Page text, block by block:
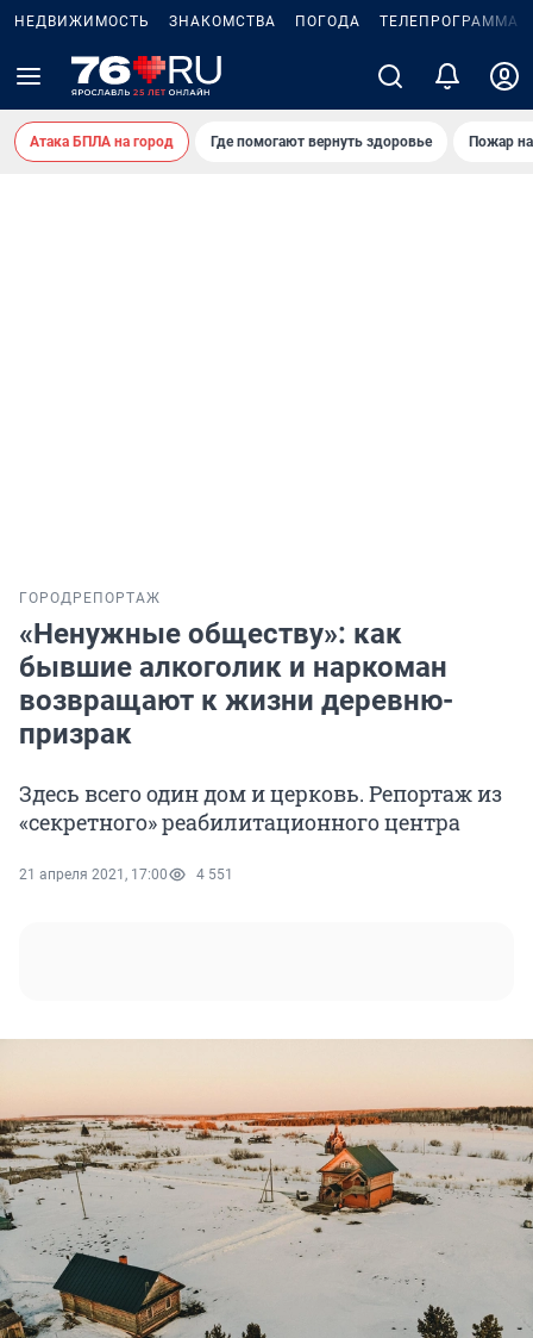
НЕДВИЖИМОСТЬ ЗНАКОМСТВА ПОГОДА ТЕЛЕПРОГРАММА
Атака БПЛА на город Где помогают вернуть здоровье Пожар
ГОРОД РЕПОРТАЖ
«Ненужные обществу»: как
бывшие алкоголик и наркоман
возвращают к жизни деревню-
призрак
Здесь всего один дом и церковь. Репортаж из
«секретного» реабилитационного центра
21 апреля 2021, 17:00 4 551